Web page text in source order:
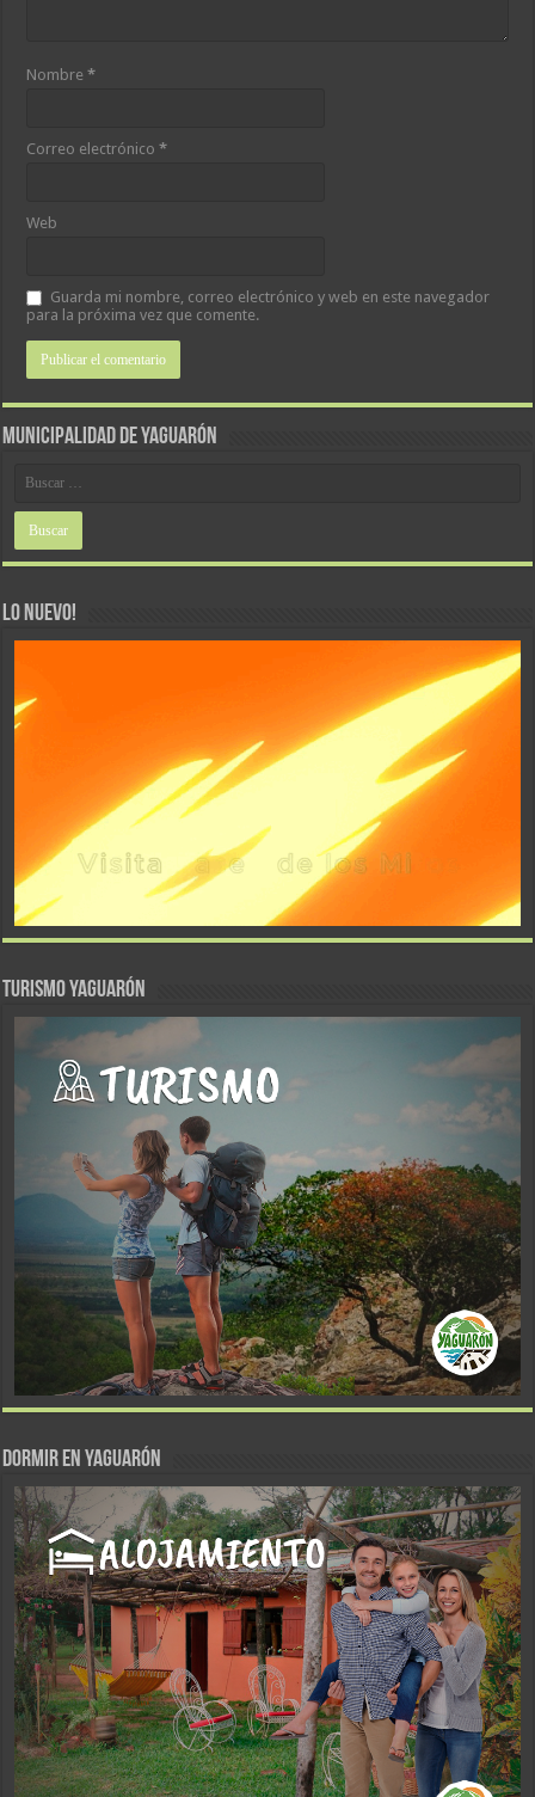
Nombre*
Correo electrónico*
Web
Guarda mi nombre, correo electrónico y web en este navegador
para la próxima vez que comente.
MUNICIPALIDAD DE YAGUARÓN
LO NUEVO!
TURISMO YAGUARÓN
DORMIR EN YAGUARÓN